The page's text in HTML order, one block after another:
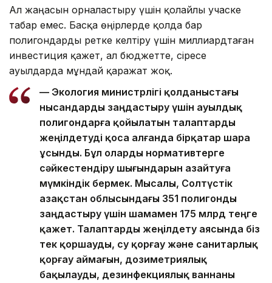
Ал жаңасын орналастыру үшін қолайлы учаске
табар емес. Басқа өңірлерде қолда бар
полигондарды ретке келтіру үшін миллиардтаған
инвестиция қажет, ал бюджетте, әсіресе
ауылдарда мұндай қаражат жоқ.
— Экология министрлігі қолданыстағы
нысандарды заңдастыру үшін ауылдық
полигондарға қойылатын талаптарды
жеңілдетуді қоса алғанда бірқатар шара
ұсынды. Бұл оларды нормативтерге
сәйкестендіру шығындарын азайтуға
мүмкіндік бермек. Мысалы, Солтүстік
Қазақстан облысындағы 351 полигонды
заңдастыру үшін шамамен 175 млрд теңге
қажет. Талаптарды жеңілдету аясында біз
тек қоршауды, су қорғау және санитарлық
қорғау аймағын, дозиметриялық
бақылауды, дезинфекциялық ваннаны